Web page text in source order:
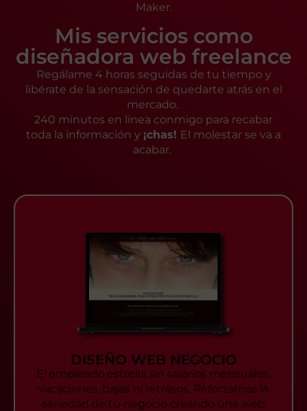
Maker.
Mis servicios como
diseñadora web freelance
Regálame 4 horas seguidas de tu tiempo y
libérate de la sensación de quedarte atrás en el
mercado.
240 minutos en linea conmigo para recabar
toda la información y ¡chas! El molestar se va a
acabar.
DISEÑO WEB NEGOCIO
El empleado estrella sin salarios mensuales,
vacaciones, bajas ni retrasos. Reforzamos la
seriedad de tu negocio creando una web